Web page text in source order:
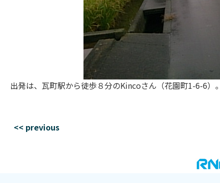
出発は、瓦町駅から徒歩８分のKincoさん（花園町1-6-6
<< previous